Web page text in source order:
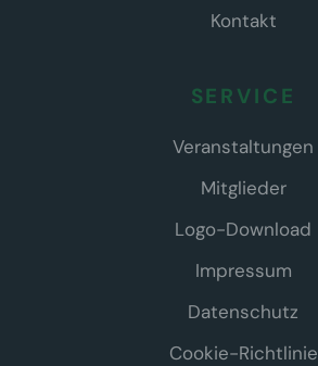
Kontakt
SERVICE
Veranstaltungen
Mitglieder
Logo-Download
Impressum
Datenschutz
Cookie-Richtlinie